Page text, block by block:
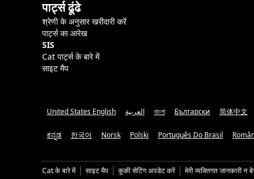
पार्ट्स ढूंढे
श्रेणी के अनुसार खरीदारी करें
पार्ट्स का आरेख
SIS
Cat पार्ट्स के बारे में
साइट मैप
United States English العربية বাংলা Български 简体中文
ಕನ್ನಡ 한국어 Norsk Polski Português Do Brasil
Cat के बारे में साइट मैप कुकी सेटिंग अपडेट करें मेरी व्यक्तिगत जानकारी